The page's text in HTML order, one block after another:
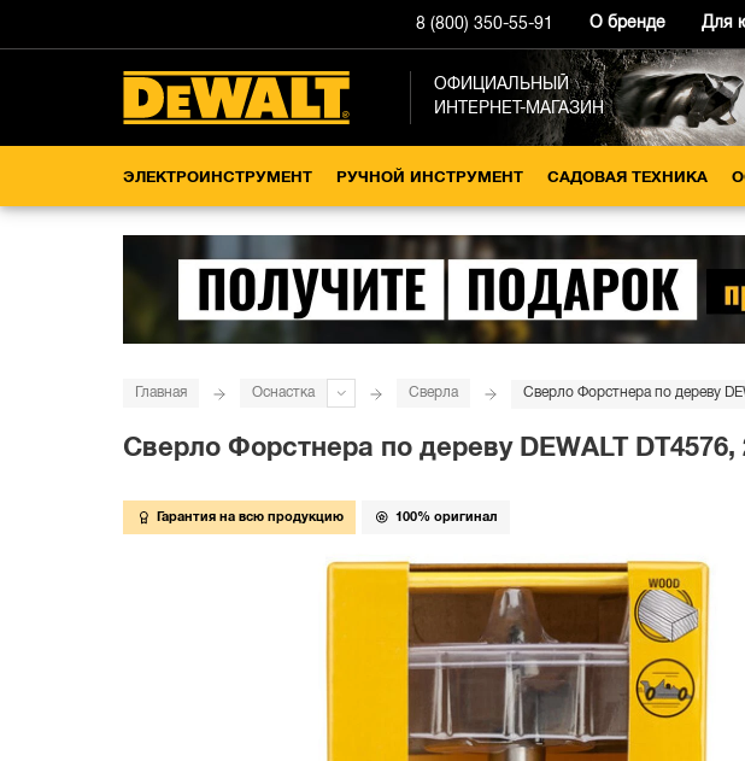
8 (800) 350-55-91 О бренде Для
ОФИЦИАЛЬНЫЙ
ИНТЕРНЕТ-МАГАЗИН
ЭЛЕКТРОИНСТРУМЕНТ РУЧНОЙ ИНСТРУМЕНТ САДОВАЯ ТЕХНИКА
Главная Оснастка Сверла Сверло Форстнера по дереву
Сверло Форстнера по дереву DEWALT
Гарантия на всю продукцию 100% оригинал